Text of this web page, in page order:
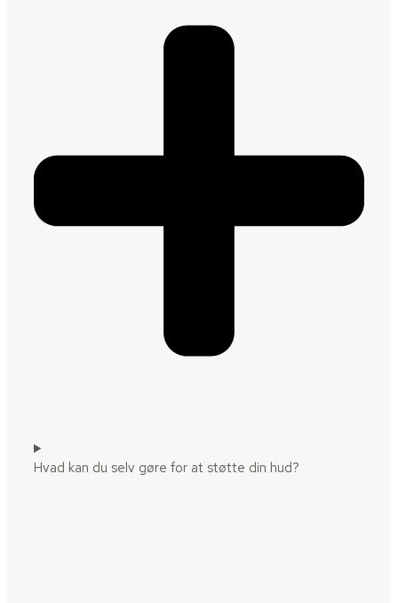
Hvad kan du selv gøre for at støtte din hud?